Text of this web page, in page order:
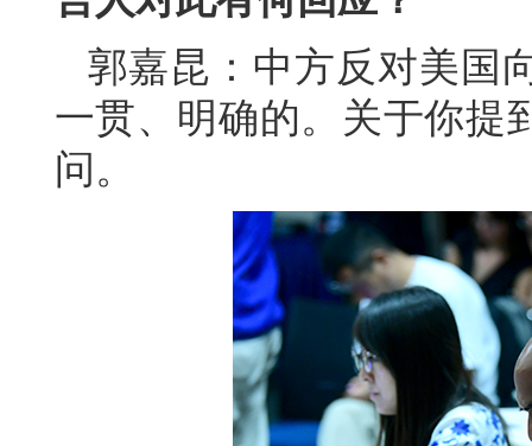
郭嘉昆：中方反对美国
一贯、明确的。关于你提
问。